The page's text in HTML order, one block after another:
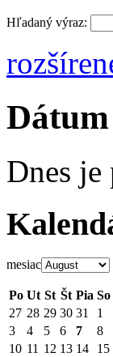
Hľadaný výraz:
Dátum
Dnes je
mesiac
Po Ut St Št Pia So
27 28 29 30 31 1
3
4 5 6 7 8
10 11 12 13 14 15